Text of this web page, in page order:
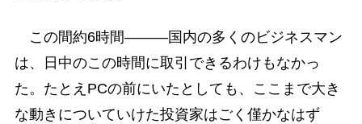
この間約6時間―――国内の多くのビジネスマン
は、日中のこの時間に取引できるわけもなかっ
た。たとえPCの前にいたとしても、ここまで大き
な動きについていけた投資家はごく僅かなはず